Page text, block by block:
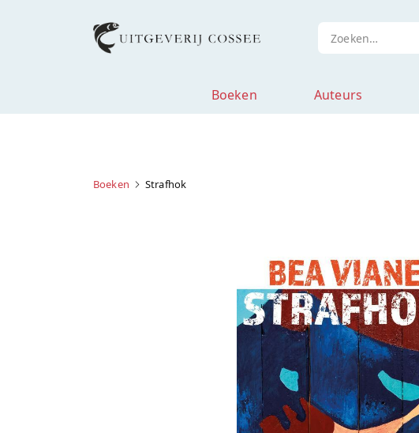
Boeken Auteurs
Boeken Strafhok